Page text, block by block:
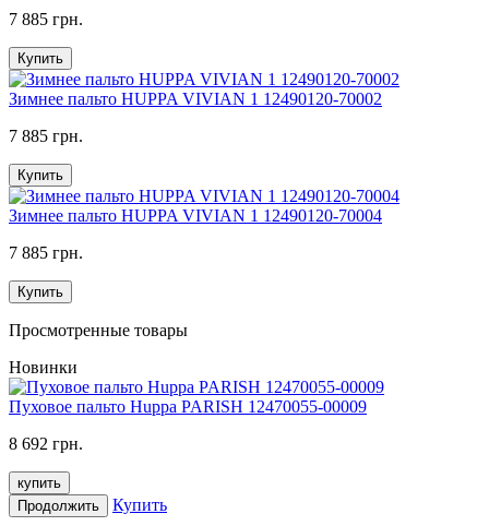
7 885 грн.
Купить
Зимнее пальто HUPPA VIVIAN 1 12490120-70002
7 885 грн.
Купить
Зимнее пальто HUPPA VIVIAN 1 12490120-70004
7 885 грн.
Купить
Просмотренные товары
Новинки
Пуховое пальто Huppa PARISH 12470055-00009
8 692 грн.
купить
Продолжить
Купить